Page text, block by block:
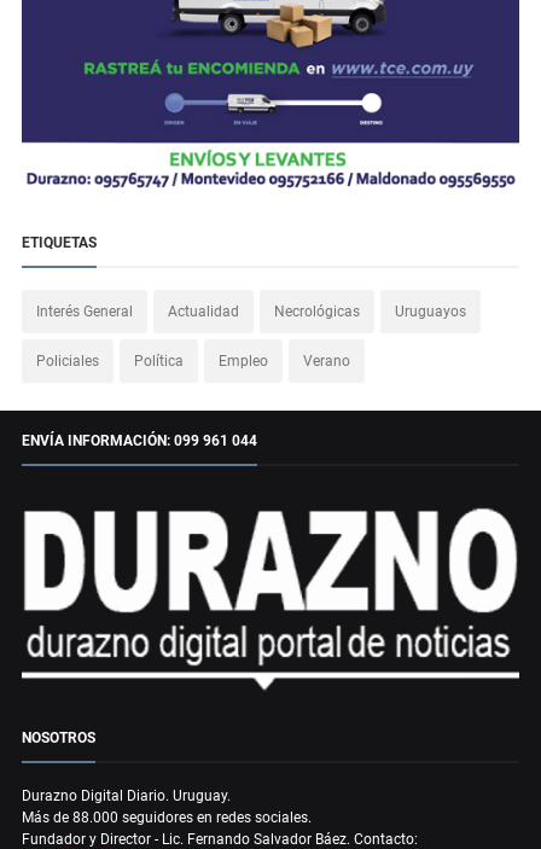
ETIQUETAS
Interés General Actualidad Necrológicas Uruguayos
Policiales Política Empleo Verano
ENVÍA INFORMACIÓN: 099 961 044
NOSOTROS
Durazno Digital Diario. Uruguay.
Más de 88.000 seguidores en redes sociales.
Fundador y Director - Lic. Fernando Salvador Báez. Contacto: